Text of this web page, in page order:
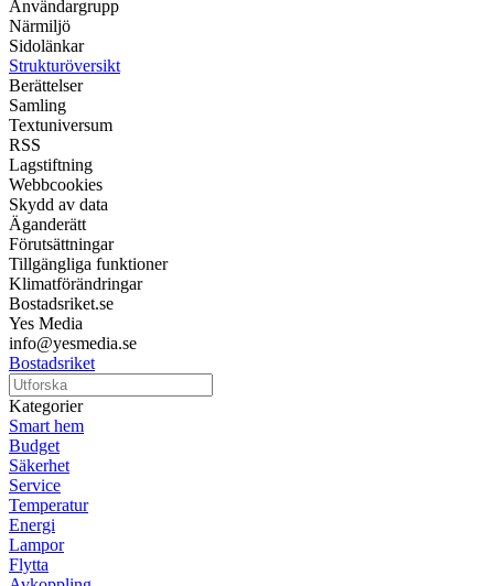
Användargrupp
Närmiljö
Sidolänkar
Strukturöversikt
Berättelser
Samling
Textuniversum
RSS
Lagstiftning
Webbcookies
Skydd av data
Äganderätt
Förutsättningar
Tillgängliga funktioner
Klimatförändringar
Bostadsriket.se
Yes Media
info@yesmedia.se
Bostadsriket
Kategorier
Smart hem
Budget
Säkerhet
Service
Temperatur
Energi
Lampor
Flytta